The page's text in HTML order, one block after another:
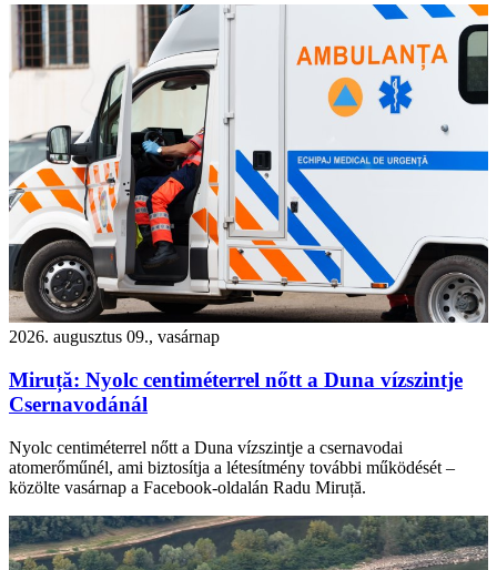
2026. augusztus 09., vasárnap
Miruță: Nyolc centiméterrel nőtt a Duna vízszintje
Csernavodánál
Nyolc centiméterrel nőtt a Duna vízszintje a csernavodai
atomerőműnél, ami biztosítja a létesítmény további működését –
közölte vasárnap a Facebook-oldalán Radu Miruță.